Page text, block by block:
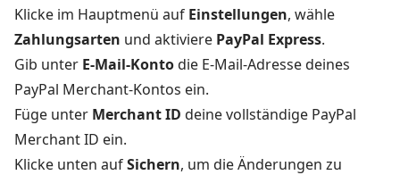
Klicke im Hauptmenü auf Einstellungen, wähle
Zahlungsarten und aktiviere PayPal Express.
Gib unter E-Mail-Kontodie E-Mail-Adresse deines
PayPal Merchant-Kontos ein.
Füge unter Merchant ID deine vollständige PayPal
Merchant ID ein.
Klicke unten aufSichern, um die Änderungen zu